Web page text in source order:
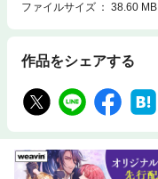
ファイルサイズ
38.60 MB
作品をシェアする